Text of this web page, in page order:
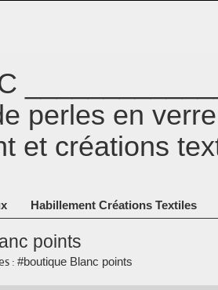
perles en
et créations
Habillement Créations Textiles
points
: #boutique Blanc points